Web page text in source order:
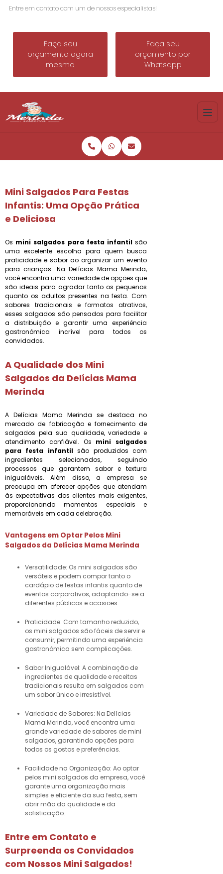
Entre em contato com um de nossos especialistas!
Faça seu
orçamento agora
mesmo
Faça seu
orçamento por
Whatsapp
Mini Salgados Para Festas
Infantis: Uma Opção Prática
e Deliciosa
Os mini salgados para festa infantil são
uma excelente escolha para quem busca
praticidade e sabor ao organizar um evento
para crianças. Na Delícias Mama Merinda,
você encontra uma variedade de opções que
são ideais para agradar tanto os pequenos
quanto os adultos presentes na festa. Com
sabores tradicionais e formatos atrativos,
esses salgados são pensados para facilitar
a distribuição e garantir uma experiência
gastronômica incrível para todos os
convidados.
A Qualidade dos Mini
Salgados da Delícias Mama
Merinda
A Delícias Mama Merinda se destaca no
mercado de fabricação e fornecimento de
salgados pela sua qualidade, variedade e
atendimento confiável. Os mini salgados
para festa infantilsão produzidos com
ingredientes selecionados, seguindo
processos que garantem sabor e textura
inigualáveis. Além disso, a empresa se
preocupa em oferecer opções que atendam
às expectativas dos clientes mais exigentes,
proporcionando momentos especiais e
memoráveis em cada celebração.
Vantagens em Optar Pelos Mini
Salgados da Delícias Mama Merinda
Versatilidade: Os mini salgados são
versáteis e podem compor tanto o
cardápio de festas infantis quanto de
eventos corporativos, adaptando-se a
diferentes públicos e ocasiões.
Praticidade: Com tamanho reduzido,
os mini salgados são fáceis de servir e
consumir, permitindo uma experiência
gastronômica sem complicações.
Sabor Inigualável: A combinação de
ingredientes de qualidade e receitas
tradicionais resulta em salgados com
um sabor único e irresistível.
Variedade de Sabores: Na Delícias
Mama Merinda, você encontra uma
grande variedade de sabores de mini
salgados, garantindo opções para
todos os gostos e preferências.
Facilidade na Organização: Ao optar
pelos mini salgados da empresa, você
garante uma organização mais
simples e eficiente da sua festa, sem
abrir mão da qualidade e da
sofisticação.
Entre em Contato e
Surpreenda os Convidados
com Nossos Mini Salgados!